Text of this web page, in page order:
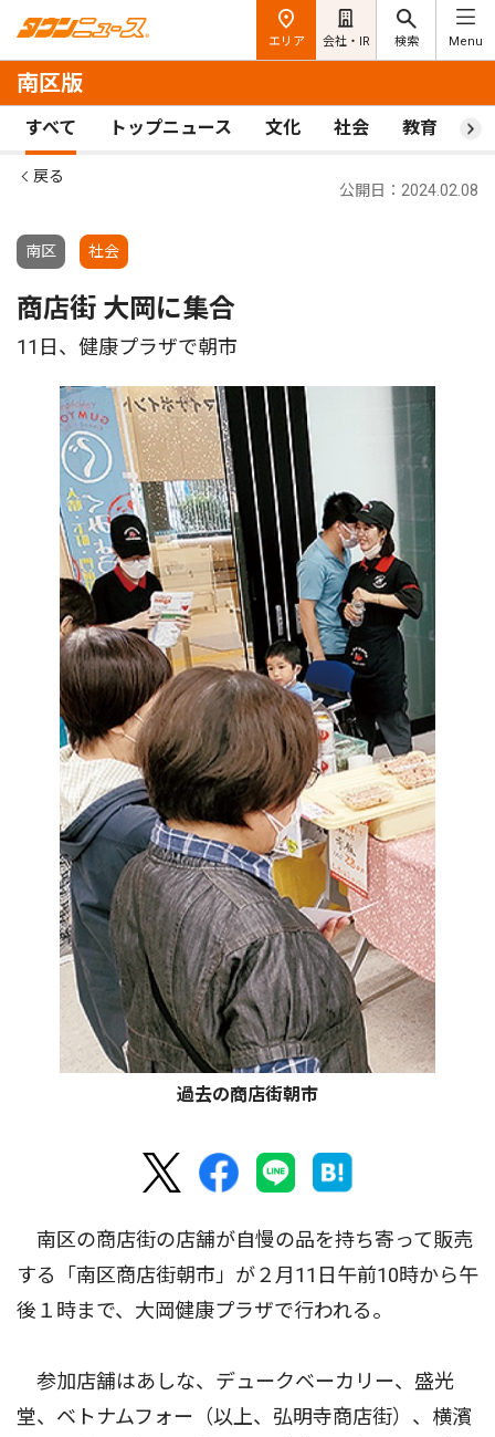
エリア 会社・IR 検索 Menu
南区版
すべて トップニュース 文化 社会 教育 ス
戻る
南区 社会
公開日：2024.02.08
商店街 大岡に集合
11日、健康プラザで朝市
過去の商店街朝市
南区の商店街の店舗が自慢の品を持ち寄って販売
する「南区商店街朝市」が２月11日午前10時から午
後１時まで、大岡健康プラザで行われる。
参加店舗はあしな、デュークベーカリー、盛光
堂、ベトナムフォー（以上、弘明寺商店街）、横濱